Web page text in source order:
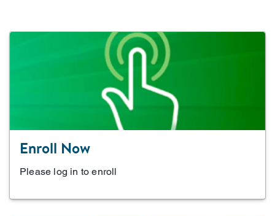
Enroll Now
Please log in to enroll